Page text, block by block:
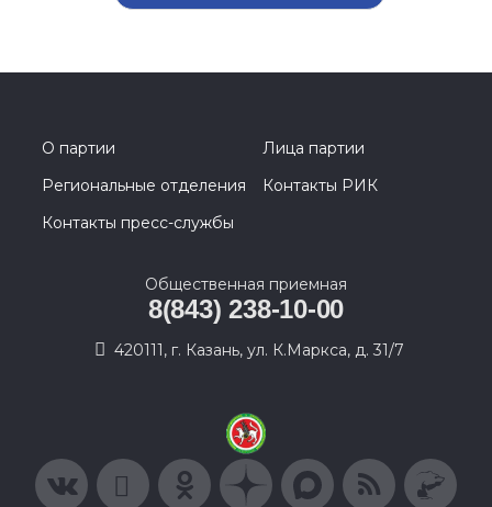
О партии
Лица партии
Региональные отделения
Контакты РИК
Контакты пресс-службы
Общественная приемная
8(843) 238-10-00
420111, г. Казань, ул. К.Маркса, д. 31/7